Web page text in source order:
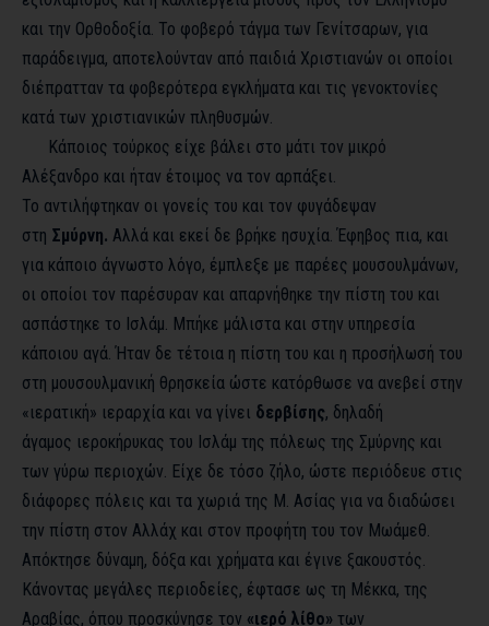
και την Ορθοδοξία. Το φοβερό τάγμα των Γενίτσαρων, για
παράδειγμα, αποτελούνταν από παιδιά Χριστιανών οι οποίοι
διέπρατταν τα φοβερότερα εγκλήματα και τις γενοκτονίες
κατά των χριστιανικών πληθυσμών.
Κάποιος τούρκος είχε βάλει στο μάτι τον μικρό
Αλέξανδρο και ήταν έτοιμος να τον αρπάξει.
Το αντιλήφτηκαν οι γονείς του και τον φυγάδεψαν
στη Σμύρνη. Αλλά και εκεί δε βρήκε ησυχία. Έφηβος πια, και
για κάποιο άγνωστο λόγο, έμπλεξε με παρέες μουσουλμάνων,
οι οποίοι τον παρέσυραν και απαρνήθηκε την πίστη του και
ασπάστηκε το Ισλάμ. Μπήκε μάλιστα και στην υπηρεσία
κάποιου αγά. Ήταν δε τέτοια η πίστη του και η προσήλωσή του
στη μουσουλμανική θρησκεία ώστε κατόρθωσε να ανεβεί στην
«ιερατική» ιεραρχία και να γίνει δερβίσης, δηλαδή
άγαμος ιεροκήρυκας του Ισλάμ της πόλεως της Σμύρνης και
των γύρω περιοχών. Είχε δε τόσο ζήλο, ώστε περιόδευε στις
διάφορες πόλεις και τα χωριά της Μ. Ασίας για να διαδώσει
την πίστη στον Αλλάχ και στον προφήτη του τον Μωάμεθ.
Απόκτησε δύναμη, δόξα και χρήματα και έγινε ξακουστός.
Κάνοντας μεγάλες περιοδείες, έφτασε ως τη Μέκκα, της
Αραβίας, όπου προσκύνησε τον «ιερό λίθο» των